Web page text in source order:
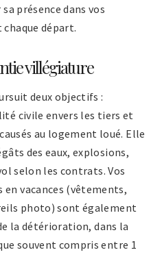
présence dans vos
départ.
villégiature
deux objectifs :
civile envers les tiers et
au logement loué. Elle
des eaux, explosions,
selon les contrats. Vos
vacances (vêtements,
photo) sont également
la détérioration, dans la
souvent compris entre 1